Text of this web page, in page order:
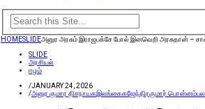
HOMESLIDEஅனுர அரசும் இராஜபக்சே போல் இனவெறி அரசுதான் –
SLIDE
அரசியல்
ஈழம்
/JANUARY 24, 2026
/அனுர குமார திசநாயகஇலங்கைகஜேந்திரகுமார்